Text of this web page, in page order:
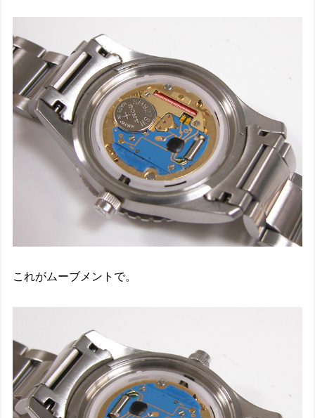
これがムーブメントで。